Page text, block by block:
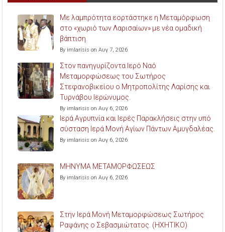
Με λαμπρότητα εορτάστηκε η Μεταμόρφωση
στο «χωριό των Λαρισαίων» με νέα ομαδική
βάπτιση.
By imlarisis on Αυγ 7, 2026
Στον πανηγυρίζοντα Ιερό Ναό
Μεταμορφώσεως του Σωτήρος
Στεφανοβικείου ο Μητροπολίτης Λαρίσης και
Τυρνάβου Ιερώνυμος.
By imlarisis on Αυγ 6, 2026
Ιερά Αγρυπνία και Ιερές Παρακλήσεις στην υπό
σύσταση Ιερά Μονή Αγίων Πάντων Αμυγδαλέας.
By imlarisis on Αυγ 6, 2026
ΜΗΝΥΜΑ ΜΕΤΑΜΟΡΦΩΣΕΩΣ
By imlarisis on Αυγ 6, 2026
Στην Ιερά Μονή Μεταμορφώσεως Σωτήρος
Ραψάνης ο Σεβασμιώτατος. (ΗΧΗΤΙΚΟ)